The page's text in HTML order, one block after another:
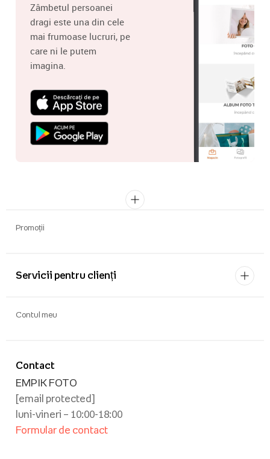
Zâmbetul persoanei
dragi este una din cele
mai frumoase lucruri, pe
care ni le putem
imagina.
Promoții
Servicii pentru clienți
Contact
EMPIK FOTO
[email protected]
luni-vineri – 10:00-18:00
Formular de contact
Contul meu